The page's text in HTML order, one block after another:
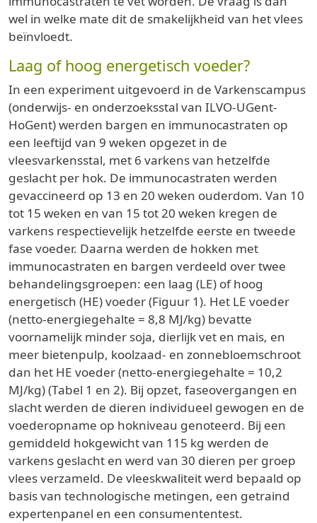
wel in welke mate dit de smakelijkheid van het vlees
beïnvloedt.
Laag of hoog energetisch voeder?
In een experiment uitgevoerd in de Varkenscampus
(onderwijs- en onderzoeksstal van ILVO-UGent-
HoGent) werden bargen en immunocastraten op
een leeftijd van 9 weken opgezet in de
vleesvarkensstal, met 6 varkens van hetzelfde
geslacht per hok. De immunocastraten werden
gevaccineerd op 13 en 20 weken ouderdom. Van 10
tot 15 weken en van 15 tot 20 weken kregen de
varkens respectievelijk hetzelfde eerste en tweede
fase voeder. Daarna werden de hokken met
immunocastraten en bargen verdeeld over twee
behandelingsgroepen: een laag (LE) of hoog
energetisch (HE) voeder (Figuur 1). Het LE voeder
(netto-energiegehalte = 8,8 MJ/kg) bevatte
voornamelijk minder soja, dierlijk vet en mais, en
meer bietenpulp, koolzaad- en zonnebloemschroot
dan het HE voeder (netto-energiegehalte = 10,2
MJ/kg) (Tabel 1 en 2). Bij opzet, faseovergangen en
slacht werden de dieren individueel gewogen en de
voederopname op hokniveau genoteerd. Bij een
gemiddeld hokgewicht van 115 kg werden de
varkens geslacht en werd van 30 dieren per groep
vlees verzameld. De vleeskwaliteit werd bepaald op
basis van technologische metingen, een getraind
expertenpanel en een consumententest.